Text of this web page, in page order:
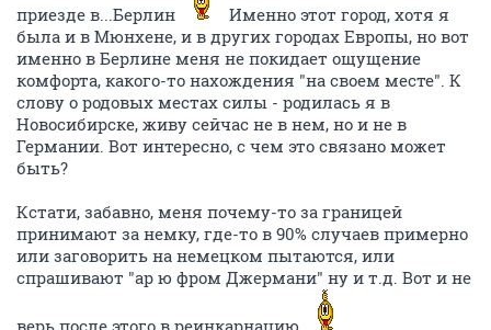
приезде в...Берлин
Именно этот город, хотя я
была и в Мюнхене, и в других городах Европы, но вот
именно в Берлине меня не покидает ощущение
комфорта, какого-то нахождения "на своем месте". К
слову о родовых местах силы - родилась я в
Новосибирске, живу сейчас не в нем, но и не в
Германии. Вот интересно, с чем это связано может
быть?
Кстати, забавно, меня почему-то за границей
принимают за немку, где-то в 90% случаев примерно
или заговорить на немецком пытаются, или
спрашивают "ар ю фром Джермани" ну и т.д. Вот и не
верь после этого в реинкарнацию